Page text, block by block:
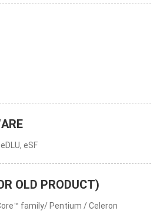
eSF
OLD PRODUCT)
family/ Pentium / Celeron